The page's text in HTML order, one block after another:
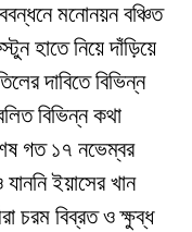
মনোনয়ন বঞ্চিত
হাতে নিয়ে দাঁড়িয়ে
দাবিতে বিভিন্ন
বিভিন্ন কথা
গত ১৭ নভেম্বর
ইয়াসের খান
চরম বিব্রত ও ক্ষুব্ধ